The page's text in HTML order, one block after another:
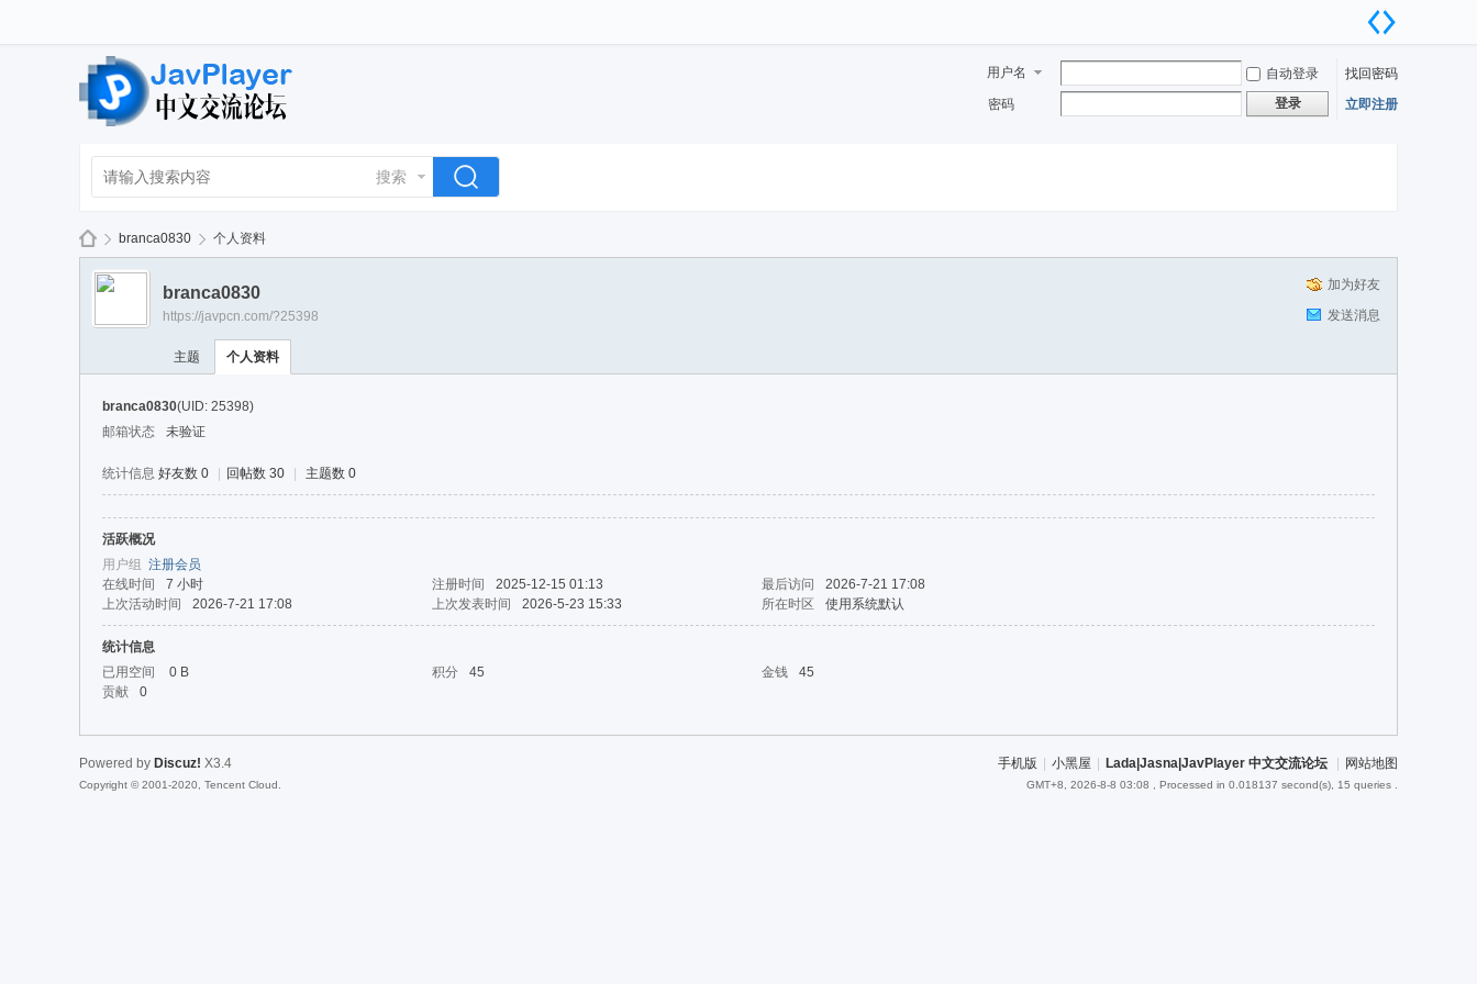
用户名 自动登录
找回密码
密码
登录 立即注册
搜索
|Ja
›
branca0830 个人资料
加为好友
发送消息
branca0830
https://javpcn.com/?25398
主题 个人资料
branca0830(UID: 25398)
邮箱状态
未验证
统计信息 好友数 0 回帖数 30 主题数 0
活跃概况
用户组 注册会员
在线时间
7 小时 注册时间 2025-12-15 01:13 最后访问
2026-7-21 17:08
上次活动时间
2026-7-21 17:08 上次发表时间 2026-5-23 15:33 所在时区 使用系统默认
统计信息
已用空间
0 B 积分 45 金钱
45
贡献
0
手机版 小黑屋 Lada|Jasna|JavPlayer 中文交流论坛 网站地图
GMT+8, 2026-8-8 03:08 , Processed in 0.018137 second(s), 15 queries .
Powered by Discuz! X3.4
Copyright © 2001-2020, Tencent Cloud.